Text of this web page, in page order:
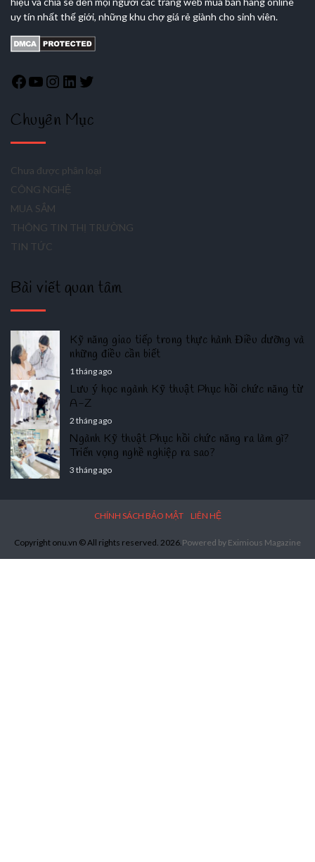
uy tín nhất thế giới, những khu chợ giá rẻ giành cho sinh viên.
Chuyên Mục
Chưa được phân loại
CÔNG NGHỆ
MUA SẮM
THÔNG TIN THỊ TRƯỜNG
TIN TỨC
Bài viết quan tâm
Kỹ năng giao tiếp trong thực hành Điều dưỡng và
những điều cần biết
1 tháng ago
Lưu ý học ngành Kỹ thuật Phục hồi chức năng từ
A-Z
2 tháng ago
Ngành Kỹ thuật Phục hồi chức năng ra làm gì?
Triển vọng nghề nghiệp ra sao?
3 tháng ago
Copyright onu.vn © All rights reserved. 2026.Powered by Eximious Magazine
CHÍNH SÁCH BẢO MẬT LIÊN HỆ